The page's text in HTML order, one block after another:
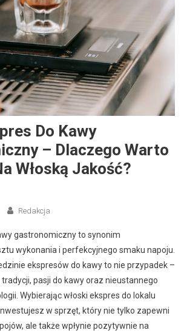
Do Kawy
– Dlaczego Warto
Włoską Jakość?
Redakcja
gastronomiczny to synonim
wykonania i perfekcyjnego smaku napoju.
ekspresów do kawy to nie przypadek –
pasji do kawy oraz nieustannego
Wybierając włoski ekspres do lokalu
w sprzęt, który nie tylko zapewni
ale także wpłynie pozytywnie na